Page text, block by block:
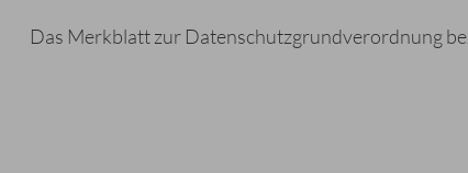
Das Merkblatt zur Datenschutzgrundverordnung